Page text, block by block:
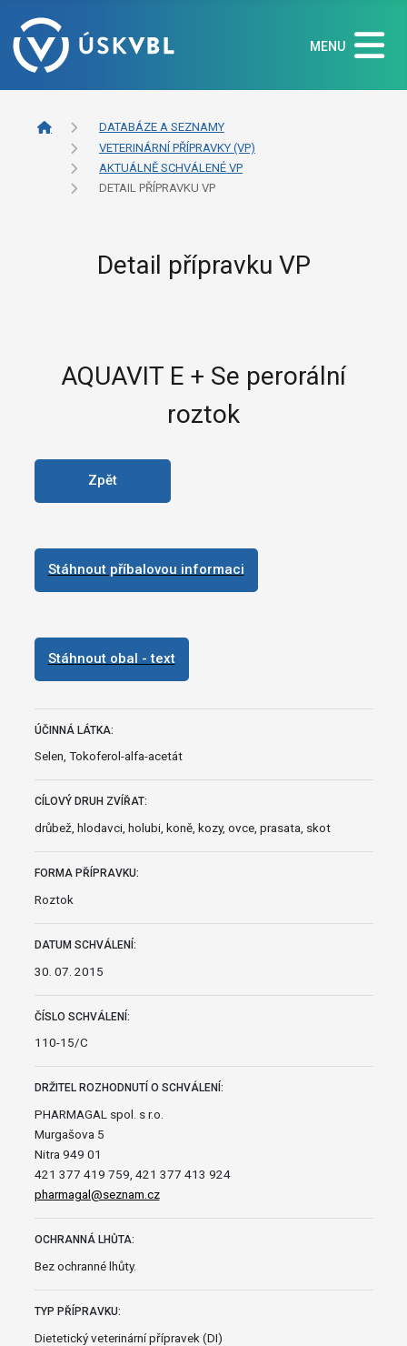
MENU
DATABÁZE A SEZNAMY
VETERINÁRNÍ PŘÍPRAVKY (VP)
AKTUÁLNĚ SCHVÁLENÉ VP
DETAIL PŘÍPRAVKU VP
Detail přípravku VP
AQUAVIT E + Se perorální
roztok
Zpět
Stáhnout příbalovou informaci
Stáhnout obal - text
ÚČINNÁ LÁTKA:
Selen, Tokoferol-alfa-acetát
CÍLOVÝ DRUH ZVÍŘAT:
drůbež, hlodavci, holubi, koně, kozy, ovce, prasata, skot
FORMA PŘÍPRAVKU:
Roztok
DATUM SCHVÁLENÍ:
30. 07. 2015
ČÍSLO SCHVÁLENÍ:
110-15/C
DRŽITEL ROZHODNUTÍ O SCHVÁLENÍ:
PHARMAGAL spol. s r.o.
Murgašova 5
Nitra 949 01
421 377 419 759, 421 377 413 924
pharmagal@seznam.cz
OCHRANNÁ LHŮTA:
Bez ochranné lhůty.
TYP PŘÍPRAVKU:
Dietetický veterinární přípravek (DI)